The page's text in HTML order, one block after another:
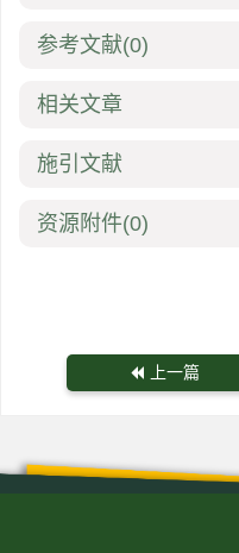
参考文献(0)
相关文章
施引文献
资源附件(0)
上一篇